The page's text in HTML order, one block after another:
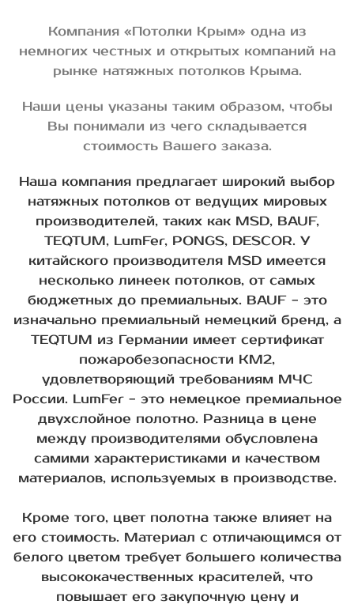
Компания «Потолки Крым» одна из
немногих честных и открытых компаний на
рынке натяжных потолков Крыма.
Наши цены указаны таким образом, чтобы
Вы понимали из чего складывается
стоимость Вашего заказа.
Наша компания предлагает широкий выбор
натяжных потолков от ведущих мировых
производителей, таких как MSD, BAUF,
TEQTUM, LumFer, PONGS, DESCOR. У
китайского производителя MSD имеется
несколько линеек потолков, от самых
бюджетных до премиальных. BAUF - это
изначально премиальный немецкий бренд, а
TEQTUM из Германии имеет сертификат
пожаробезопасности КМ2,
удовлетворяющий требованиям МЧС
России. LumFer - это немецкое премиальное
двухслойное полотно. Разница в цене
между производителями обусловлена
самими характеристиками и качеством
материалов, используемых в производстве.
Кроме того, цвет полотна также влияет на
его стоимость. Материал с отличающимся от
белого цветом требует большего количества
высококачественных красителей, что
повышает его закупочную цену и